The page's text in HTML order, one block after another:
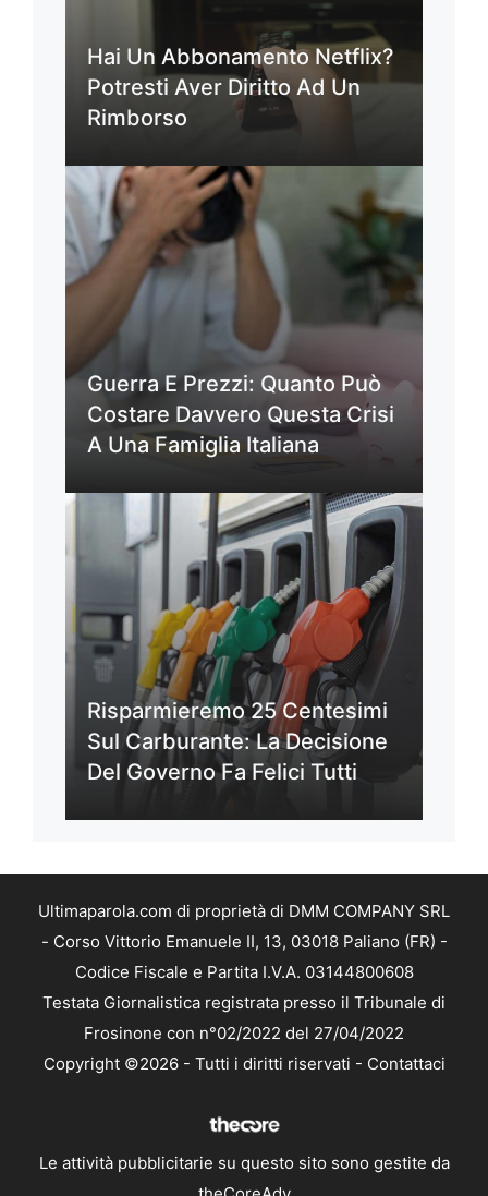
Hai Un Abbonamento Netflix?
Potresti Aver Diritto Ad Un
Rimborso
Guerra E Prezzi: Quanto Può
Costare Davvero Questa Crisi
A Una Famiglia Italiana
Risparmieremo 25 Centesimi
Sul Carburante: La Decisione
Del Governo Fa Felici Tutti
Ultimaparola.com di proprietà di DMM COMPANY SRL
- Corso Vittorio Emanuele II, 13, 03018 Paliano (FR) -
Codice Fiscale e Partita I.V.A. 03144800608
Testata Giornalistica registrata presso il Tribunale di
Frosinone con n°02/2022 del 27/04/2022
Copyright ©2026 - Tutti i diritti riservati - Contattaci
Le attività pubblicitarie su questo sito sono gestite da